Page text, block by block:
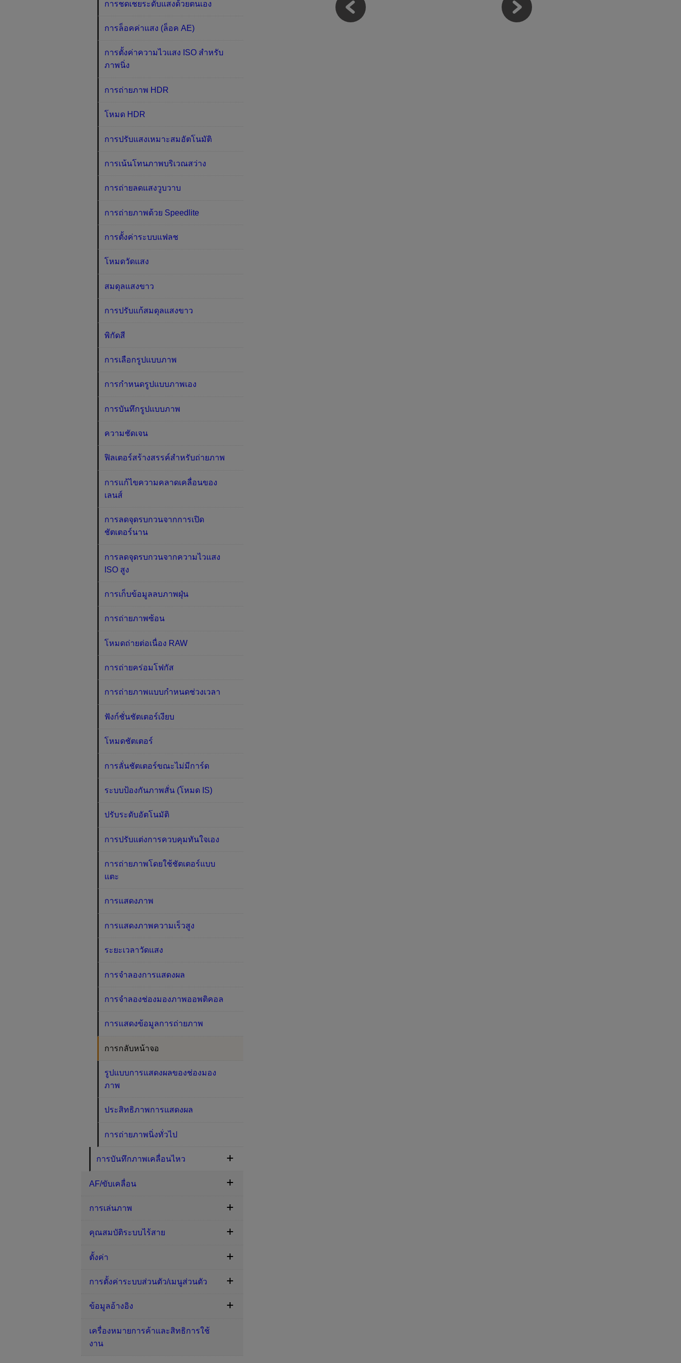
การชดเชยระดับแสงด้วยตนเอง
การล็อคค่าแสง (ล็อค AE)
การตั้งค่าความไวแสง ISO สำหรับ
ภาพนิ่ง
การถ่ายภาพ HDR
โหมด HDR
การปรับแสงเหมาะสมอัตโนมัติ
การเน้นโทนภาพบริเวณสว่าง
การถ่ายลดแสงวูบวาบ
การถ่ายภาพด้วย Speedlite
การตั้งค่าระบบแฟลช
โหมดวัดแสง
สมดุลแสงขาว
การปรับแก้สมดุลแสงขาว
พิกัดสี
การเลือกรูปแบบภาพ
การกำหนดรูปแบบภาพเอง
การบันทึกรูปแบบภาพ
ความชัดเจน
ฟิลเตอร์สร้างสรรค์สำหรับถ่ายภาพ
การแก้ไขความคลาดเคลื่อนของ
เลนส์
การลดจุดรบกวนจากการเปิด
ชัตเตอร์นาน
การลดจุดรบกวนจากความไวแสง
ISO สูง
การเก็บข้อมูลลบภาพฝุ่น
การถ่ายภาพซ้อน
โหมดถ่ายต่อเนื่อง RAW
การถ่ายคร่อมโฟกัส
การถ่ายภาพแบบกำหนดช่วงเวลา
ฟังก์ชั่นชัตเตอร์เงียบ
โหมดชัตเตอร์
การลั่นชัตเตอร์ขณะไม่มีการ์ด
ระบบป้องกันภาพสั่น (โหมด IS)
ปรับระดับอัตโนมัติ
การปรับแต่งการควบคุมทันใจเอง
การถ่ายภาพโดยใช้ชัตเตอร์แบบ
แตะ
การแสดงภาพ
การแสดงภาพความเร็วสูง
ระยะเวลาวัดแสง
การจำลองการแสดงผล
การจำลองช่องมองภาพออพติคอล
การแสดงข้อมูลการถ่ายภาพ
การกลับหน้าจอ
รูปแบบการแสดงผลของช่องมอง
ภาพ
ประสิทธิภาพการแสดงผล
การถ่ายภาพนิ่งทั่วไป
การบันทึกภาพเคลื่อนไหว
AF/ขับเคลื่อน
การเล่นภาพ
คุณสมบัติระบบไร้สาย
ตั้งค่า
การตั้งค่าระบบส่วนตัว/เมนูส่วนตัว
ข้อมูลอ้างอิง
เครื่องหมายการค้าและสิทธิการใช้
งาน